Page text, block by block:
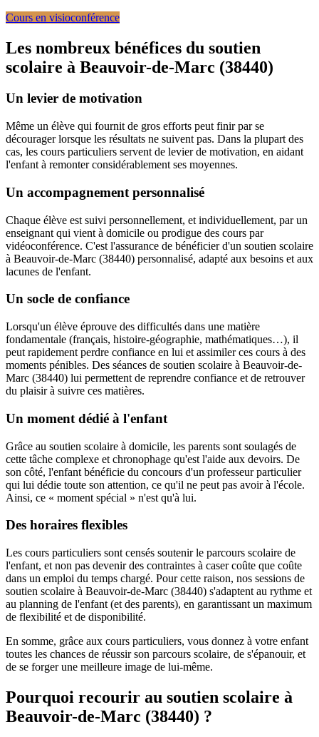
Cours en visioconférence
Les nombreux bénéfices du soutien
scolaire à Beauvoir-de-Marc (38440)
Un levier de motivation
Même un élève qui fournit de gros efforts peut finir par se
décourager lorsque les résultats ne suivent pas. Dans la plupart des
cas, les cours particuliers servent de levier de motivation, en aidant
l'enfant à remonter considérablement ses moyennes.
Un accompagnement personnalisé
Chaque élève est suivi personnellement, et individuellement, par un
enseignant qui vient à domicile ou prodigue des cours par
vidéoconférence. C'est l'assurance de bénéficier d'un soutien scolaire
à Beauvoir-de-Marc (38440) personnalisé, adapté aux besoins et aux
lacunes de l'enfant.
Un socle de confiance
Lorsqu'un élève éprouve des difficultés dans une matière
fondamentale (français, histoire-géographie, mathématiques…), il
peut rapidement perdre confiance en lui et assimiler ces cours à des
moments pénibles. Des séances de soutien scolaire à Beauvoir-de-
Marc (38440) lui permettent de reprendre confiance et de retrouver
du plaisir à suivre ces matières.
Un moment dédié à l'enfant
Grâce au soutien scolaire à domicile, les parents sont soulagés de
cette tâche complexe et chronophage qu'est l'aide aux devoirs. De
son côté, l'enfant bénéficie du concours d'un professeur particulier
qui lui dédie toute son attention, ce qu'il ne peut pas avoir à l'école.
Ainsi, ce « moment spécial » n'est qu'à lui.
Des horaires flexibles
Les cours particuliers sont censés soutenir le parcours scolaire de
l'enfant, et non pas devenir des contraintes à caser coûte que coûte
dans un emploi du temps chargé. Pour cette raison, nos sessions de
soutien scolaire à Beauvoir-de-Marc (38440) s'adaptent au rythme et
au planning de l'enfant (et des parents), en garantissant un maximum
de flexibilité et de disponibilité.
En somme, grâce aux cours particuliers, vous donnez à votre enfant
toutes les chances de réussir son parcours scolaire, de s'épanouir, et
de se forger une meilleure image de lui-même.
Pourquoi recourir au soutien scolaire à
Beauvoir-de-Marc (38440) ?